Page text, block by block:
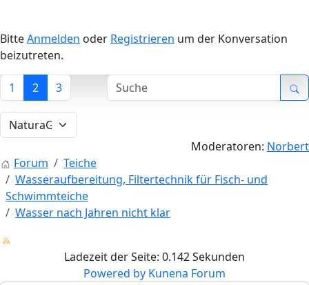
BitteAnmelden oder Registrieren um der Konversation
beizutreten.
1 2 3
Moderatoren: Norbert
Forum
Teiche
Wasseraufbereitung, Filtertechnik für Fisch- und
Schwimmteiche
Wasser nach Jahren nicht klar
Ladezeit der Seite: 0.142 Sekunden
Powered by Kunena Forum